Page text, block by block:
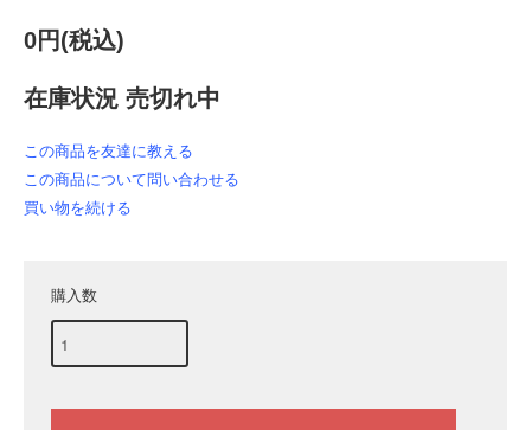
0円(税込)
在庫状況 売切れ中
この商品を友達に教える
この商品について問い合わせる
買い物を続ける
購入数